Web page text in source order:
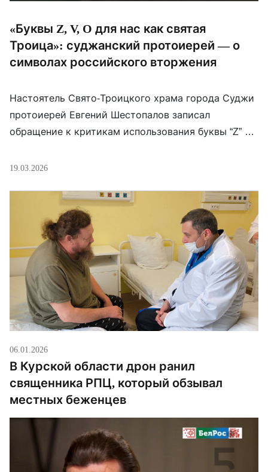
«Буквы Z, V, O для нас как святая
Троица»: суджанский протоиерей — о
символах российского вторжения
Настоятель Свято-Троицкого храма города Суджи
протоиерей Евгений Шестопалов записал
обращение к критикам использования буквы “Z” на
“V” и “O” святы так же, как свята Троица. Ранее
нужно «повоевать», чтобы «перестать быть
детьми» — сам он в начале войны тоже хотел […]
19.03.2026
06.01.2026
В Курской области дрон ранил
священника РПЦ, который обзывал
местных беженцев